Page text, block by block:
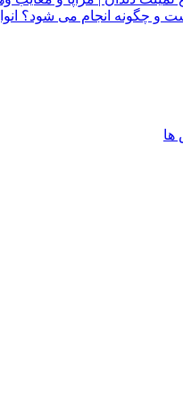
و چگونه انجام می شود؟
ها